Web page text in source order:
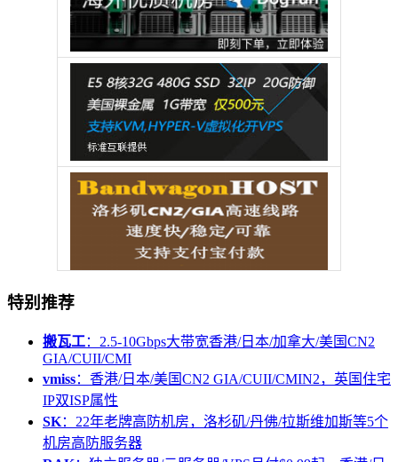
特别推荐
搬瓦工：2.5-10Gbps大带宽香港/日本/加拿大/美国CN2
GIA/CUII/CMI
vmiss：香港/日本/美国CN2 GIA/CUII/CMIN2，英国住宅
IP双ISP属性
SK：22年老牌高防机房，洛杉矶/丹佛/拉斯维加斯等5个
机房高防服务器